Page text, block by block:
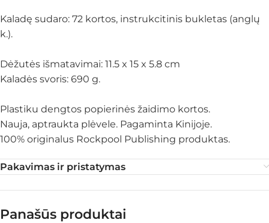
Kaladę sudaro: 72 kortos, instrukcitinis bukletas (anglų
k.).
Dėžutės išmatavimai: 11.5 x 15 x 5.8 cm
Kaladės svoris: 690 g.
Plastiku dengtos popierinės žaidimo kortos.
Nauja, aptraukta plėvele. Pagaminta Kinijoje.
100% originalus Rockpool Publishing produktas.
Pakavimas ir pristatymas
Panašūs produktai